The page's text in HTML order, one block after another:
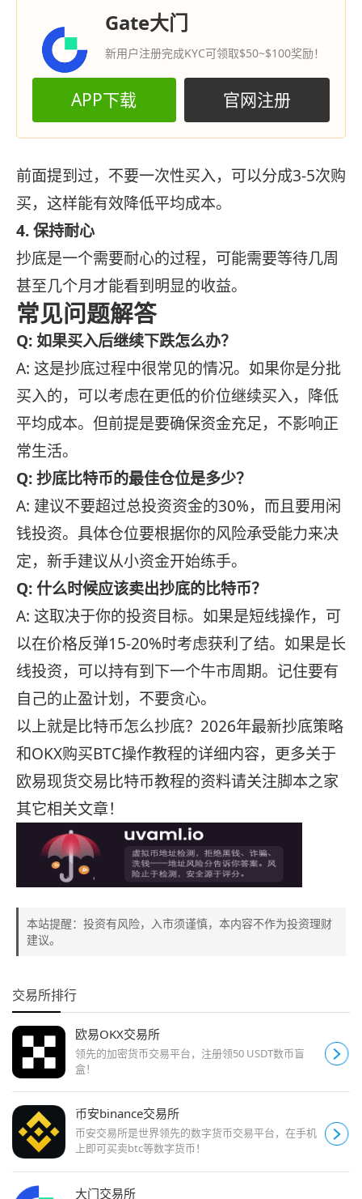
Gate大门
新用户注册完成KYC可领取$50~$100奖励！
APP下载 官网注册
前面提到过，不要一次性买入，可以分成3-5次购
买，这样能有效降低平均成本。
4. 保持耐心
抄底是一个需要耐心的过程，可能需要等待几周
甚至几个月才能看到明显的收益。
常见问题解答
Q: 如果买入后继续下跌怎么办？
A: 这是抄底过程中很常见的情况。如果你是分批
买入的，可以考虑在更低的价位继续买入，降低
平均成本。但前提是要确保资金充足，不影响正
常生活。
Q: 抄底比特币的最佳仓位是多少？
A: 建议不要超过总投资资金的30%，而且要用闲
钱投资。具体仓位要根据你的风险承受能力来决
定，新手建议从小资金开始练手。
Q: 什么时候应该卖出抄底的比特币？
A: 这取决于你的投资目标。如果是短线操作，可
以在价格反弹15-20%时考虑获利了结。如果是长
线投资，可以持有到下一个牛市周期。记住要有
自己的止盈计划，不要贪心。
以上就是比特币怎么抄底？2026年最新抄底策略
和OKX购买BTC操作教程的详细内容，更多关于
欧易现货交易比特币教程的资料请关注脚本之家
其它相关文章！
本站提醒：投资有风险，入市须谨慎，本内容不作为投资理财
建议。
交易所排行
欧易OKX交易所
领先的加密货币交易平台，注册领50 USDT数币盲
盒！
币安binance交易所
币安交易所是世界领先的数字货币交易平台，在手机
上即可买卖btc等数字货币！
大门交易所